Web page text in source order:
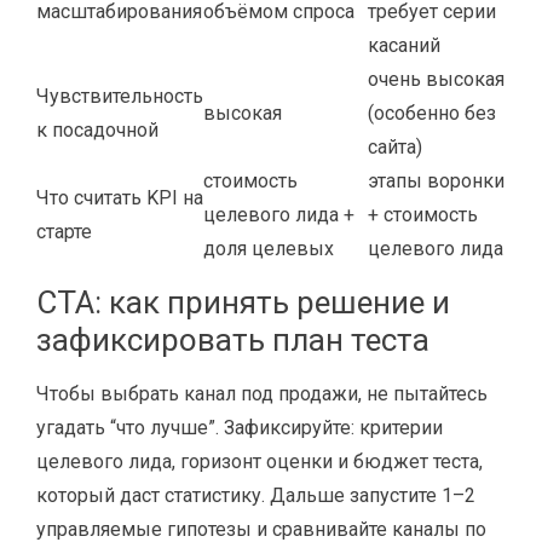
масштабированияобъёмом спроса требует серии
касаний
Чувствительность
к посадочной
высокая
очень высокая
(особенно без
сайта)
Что считать KPI на
старте
стоимость
целевого лида +
доля целевых
этапы воронки
+ стоимость
целевого лида
CTA: как принять решение и
зафиксировать план теста
Чтобы выбрать канал под продажи, не пытайтесь
угадать “что лучше”. Зафиксируйте: критерии
целевого лида, горизонт оценки и бюджет теста,
который даст статистику. Дальше запустите 1–2
управляемые гипотезы и сравнивайте каналы по